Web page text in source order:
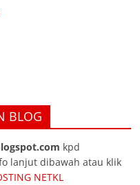
BLOG
kpd
lanjut dibawah atau klik
NETKL